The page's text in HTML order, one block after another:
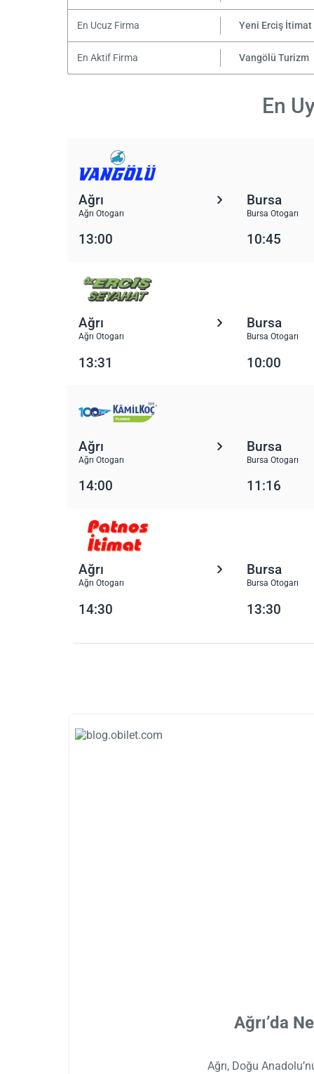
En Ucuz Firma Yeni Erciş İtimat
En Aktif Firma Vangölü Turizm
En
Ağrı
Ağrı Otogarı
Bursa
Bursa Otogarı
13:00 10:45
Ağrı
Ağrı Otogarı
Bursa
Bursa Otogarı
13:31 10:00
Ağrı
Ağrı Otogarı
Bursa
Bursa Otogarı
14:00 11:16
Ağrı
Ağrı Otogarı
Bursa
Bursa Otogarı
14:30 13:30
Ağrı’da
Ağrı, Doğu